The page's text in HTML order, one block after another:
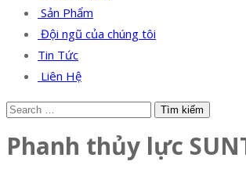
Sản Phẩm
Đội ngũ của chúng tôi
Tin Tức
Liên Hệ
Phanh thủy lực